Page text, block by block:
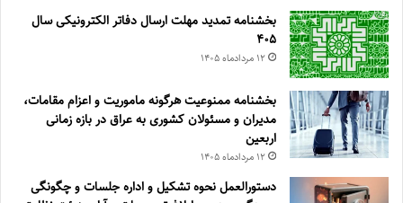
بخشنامه تمدید مهلت ارسال دفاتر الکترونیکی سال
۴۰۵
۱۲ مرداد‌ماه ۱۴۰۵
بخشنامه ممنوعیت هرگونه ماموریت و اعزام مقامات،
مدیران و مسئولان کشوری به عراق در بازه زمانی
اربعین
۱۲ مرداد‌ماه ۱۴۰۵
دستورالعمل نحوه تشکیل و اداره جلسات و چگونگی